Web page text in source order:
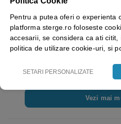
Vezi mai
Pentru a putea oferi o experienta
platforma sterge.ro foloseste
accesarii, se considera ca ati citit,
politica de utilizare cookie-uri, si
SETARI PERSONALIZATE